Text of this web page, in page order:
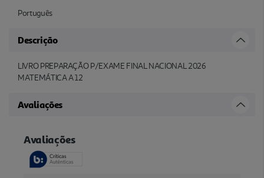
Português
Descrição
LIVRO PREPARAÇÃO P/EXAME FINAL NACIONAL 2026
MATEMÁTICA A 12
Avaliações